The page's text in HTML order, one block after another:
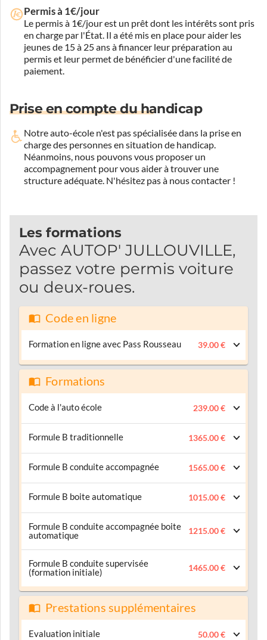
Permis à 1€/jour
Le permis à 1€/jour est un prêt dont les intérêts sont pris
en charge par l'État. Il a été mis en place pour aider les
jeunes de 15 à 25 ans à financer leur préparation au
permis et leur permet de bénéficier d'une facilité de
paiement.
Prise en compte du handicap
Notre auto-école n'est pas spécialisée dans la prise en
charge des personnes en situation de handicap.
Néanmoins, nous pouvons vous proposer un
accompagnement pour vous aider à trouver une
structure adéquate. N'hésitez pas à nous contacter !
Les formations
Avec AUTOP' JULLOUVILLE,
passez votre permis voiture
ou deux-roues.
Code en ligne
Formation en ligne avec Pass Rousseau 39.00 €
Formations
Code à l'auto école 239.00 €
Formule B traditionnelle 1365.00 €
Formule B conduite accompagnée 1565.00 €
Formule B boite automatique 1015.00 €
Formule B conduite accompagnée boite
automatique
1215.00 €
Formule B conduite supervisée
(formation initiale)
1465.00 €
Prestations supplémentaires
Evaluation initiale 50.00 €